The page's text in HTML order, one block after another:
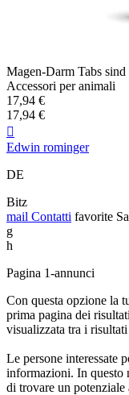
Magen-Darm Tabs
Accessori per animali
17,94 €
17,94 €

Edwin rominger
DE
Bitz
mail Contatti favorite
g
h
Pagina 1-annunci
Con questa opzione la
prima pagina dei
visualizzata tra i
Le persone interessate
informazioni. In questo
di trovare un potenziale